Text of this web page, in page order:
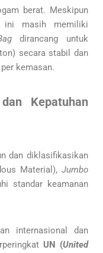
berat. Meskipun
ini masih memiliki
dirancang untuk
secara stabil dan
kemasan.
Kepatuhan
dan diklasifikasikan
Material), Jumbo
standar keamanan
internasional dan
UN (United